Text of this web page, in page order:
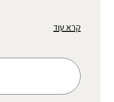
* תוסף תזונה
שינוי או הורדה של תרופה
ילדים, אנשים החולים במחלות
'צמחי מרפא' מתייחס להגדרה
קרא עוד